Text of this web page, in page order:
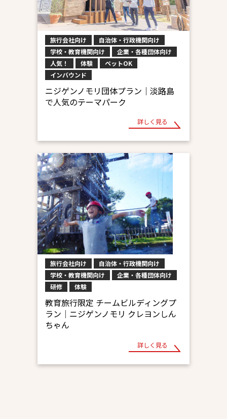
旅行会社向け
自治体・行政機関向け
学校・教育機関向け
企業・各種団体向け
人気！
体験
ペットOK
インバウンド
ニジゲンノモリ団体プラン｜淡路島
で人気のテーマパーク
詳しく見る
旅行会社向け
自治体・行政機関向け
学校・教育機関向け
企業・各種団体向け
研修
体験
教育旅行限定 チームビルディングプ
ラン│ニジゲンノモリ クレヨンしん
ちゃん
詳しく見る